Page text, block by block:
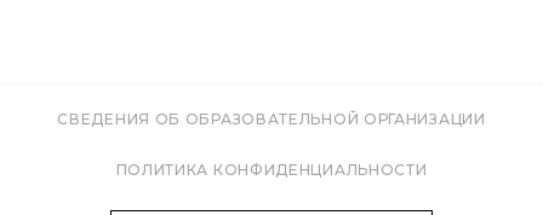
СВЕДЕНИЯ ОБ ОБРАЗОВАТЕЛЬНОЙ ОРГАНИЗАЦИИ
ПОЛИТИКА КОНФИДЕНЦИАЛЬНОСТИ